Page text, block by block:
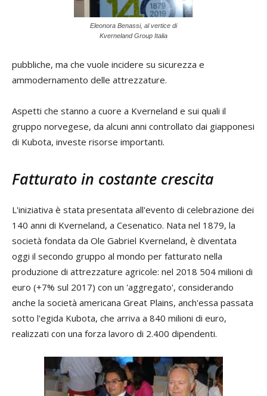
Eleonora Benassi, al vertice di
Kverneland Group Italia
pubbliche, ma che vuole incidere su sicurezza e
ammodernamento delle attrezzature.
Aspetti che stanno a cuore a Kverneland e sui quali il
gruppo norvegese, da alcuni anni controllato dai giapponesi
di Kubota, investe risorse importanti.
Fatturato in costante crescita
L'iniziativa è stata presentata all'evento di celebrazione dei
140 anni di Kverneland, a Cesenatico. Nata nel 1879, la
società fondata da Ole Gabriel Kverneland, è diventata
oggi il secondo gruppo al mondo per fatturato nella
produzione di attrezzature agricole: nel 2018 504 milioni di
euro (+7% sul 2017) con un 'aggregato', considerando
anche la società americana Great Plains, anch'essa passata
sotto l'egida Kubota, che arriva a 840 milioni di euro,
realizzati con una forza lavoro di 2.400 dipendenti.